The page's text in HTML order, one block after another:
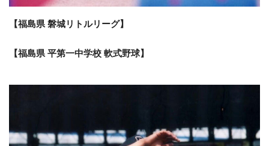
【福島県 磐城リトルリーグ】
【福島県 平第一中学校 軟式野球】